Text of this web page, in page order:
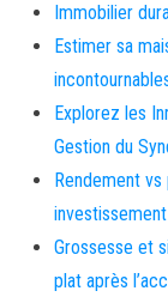
Immobilier
Estimer sa
Explorez les
Gestion du
Rendement
Grossesse et
plat après